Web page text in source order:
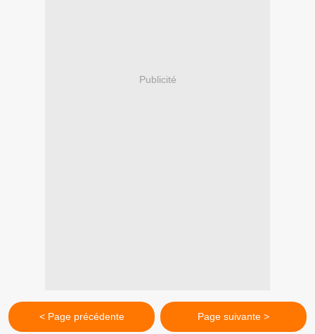
Publicité
< Page précédente Page suivante >